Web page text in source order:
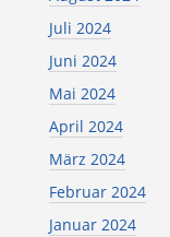
Juli 2024
Juni 2024
Mai 2024
April 2024
März 2024
Februar 2024
Januar 2024